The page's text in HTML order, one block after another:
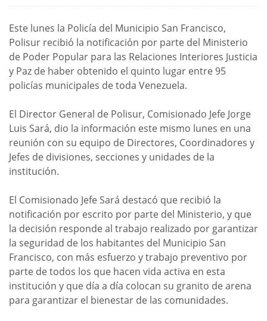
Este lunes la Policía del Municipio San Francisco,
Polisur recibió la notificación por parte del Ministerio
de Poder Popular para las Relaciones Interiores Justicia
y Paz de haber obtenido el quinto lugar entre 95
policías municipales de toda Venezuela.
El Director General de Polisur, Comisionado Jefe Jorge
Luis Sará, dio la información este mismo lunes en una
reunión con su equipo de Directores, Coordinadores y
Jefes de divisiones, secciones y unidades de la
institución.
El Comisionado Jefe Sará destacó que recibió la
notificación por escrito por parte del Ministerio, y que
la decisión responde al trabajo realizado por garantizar
la seguridad de los habitantes del Municipio San
Francisco, con más esfuerzo y trabajo preventivo por
parte de todos los que hacen vida activa en esta
institución y que día a día colocan su granito de arena
para garantizar el bienestar de las comunidades.